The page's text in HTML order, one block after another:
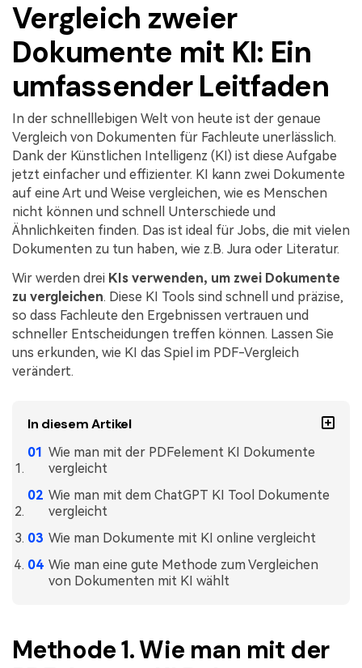
PDF OCR
PDF-Daten extrahieren
Branchen
Bildung
IT-Dienstleistung
Rechtliches
Finanzen
Regierung
Veröffentlichung
Freiberufler
Alle PDF-Funktionen
Kontakt zum Support
Was ist NEU
Benutzerhandbuch
PDFelement für Mac
PDFelement für iOS
PDFelement für Android
Mehr erfahren
Bewertungen
Sehen Sie, was unsere Nutzer sagen.
Kostenlose PDF-Vorlagen
Bearbeiten, Drucken und Anpassen von kostenlosen Vorlagen.
PDF-Wissen
PDF-bezogene Informationen, die Sie benötigen.
Laden Sie die leistungsstärksten und einfachsten PDF-Tools
Vergleich zweier
Dokumente mit KI: Ein
umfassender Leitfaden
In der schnelllebigen Welt von heute ist der genaue
Vergleich von Dokumenten für Fachleute unerlässlich.
Dank der Künstlichen Intelligenz (KI) ist diese Aufgabe
jetzt einfacher und effizienter. KI kann zwei Dokumente
auf eine Art und Weise vergleichen, wie es Menschen
nicht können und schnell Unterschiede und
Ähnlichkeiten finden. Das ist ideal für Jobs, die mit vielen
Dokumenten zu tun haben, wie z.B. Jura oder Literatur.
Wir werden drei KIs verwenden, um zwei Dokumente
zu vergleichen. Diese KI Tools sind schnell und präzise,
so dass Fachleute den Ergebnissen vertrauen und
schneller Entscheidungen treffen können. Lassen Sie
uns erkunden, wie KI das Spiel im PDF-Vergleich
verändert.
In diesem Artikel
Wie man mit der PDFelement KI Dokumente
vergleicht
Wie man mit dem ChatGPT KI Tool Dokumente
vergleicht
Wie man Dokumente mit KI online vergleicht
Wie man eine gute Methode zum Vergleichen
von Dokumenten mit KI wählt
Methode 1. Wie man mit der